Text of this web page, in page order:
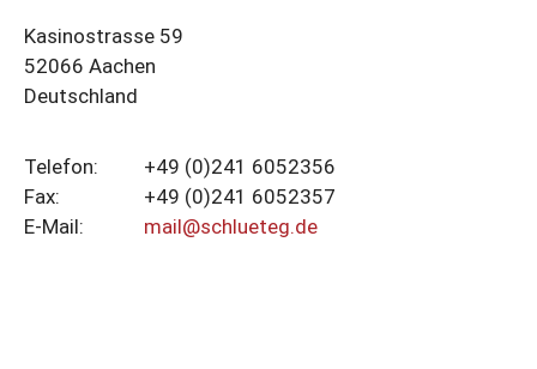
Kasinostrasse 59
52066 Aachen
Deutschland
Telefon:
+49 (0)241 6052356
Fax:
+49 (0)241 6052357
E-Mail:
mail@schlueteg.de